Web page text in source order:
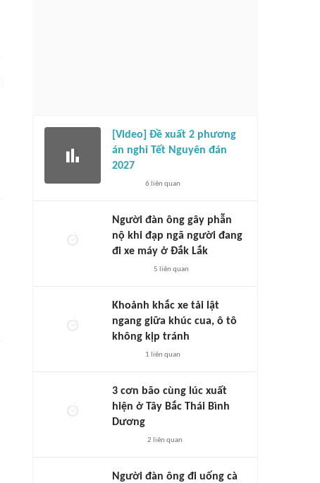
[Video] Đề xuất 2 phương
án nghỉ Tết Nguyên đán
2027
6 liên quan
Người đàn ông gây phẫn
nộ khi đạp ngã người đang
đi xe máy ở Đắk Lắk
5 liên quan
Khoảnh khắc xe tải lật
ngang giữa khúc cua, ô tô
không kịp tránh
1 liên quan
3 cơn bão cùng lúc xuất
hiện ở Tây Bắc Thái Bình
Dương
2 liên quan
Người đàn ông đi uống cà